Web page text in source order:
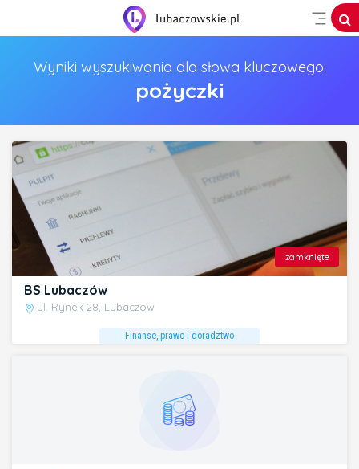
Wyniki wyszukiwania dla słowa kluczowego:
pożyczki
zamknięte
BS Lubaczów
ul. Rynek 28, Lubaczów
Finanse, prawo i doradztwo